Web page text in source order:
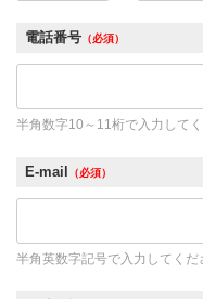
電話番号 （必須）
半角数字10～11桁で入力して
E-mail （必須）
半角英数字記号で入力してくだ